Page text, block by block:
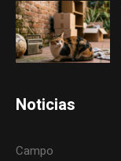
Noticias
Campo